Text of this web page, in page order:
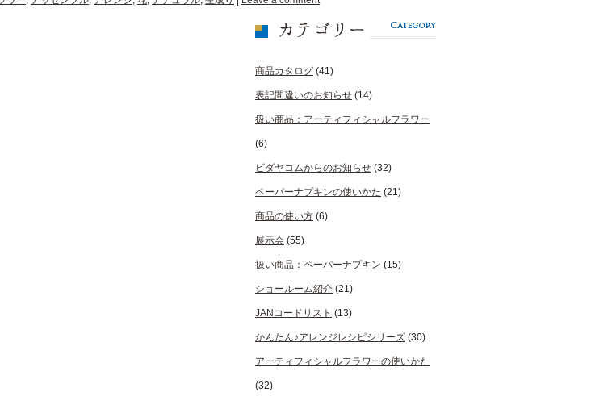
商品カタログ (41)
表記間違いのお知らせ (14)
扱い商品：アーティフィシャルフラワー
(6)
ビダヤコムからのお知らせ (32)
ペーパーナプキンの使いかた (21)
商品の使い方 (6)
展示会 (55)
扱い商品：ペーパーナプキン (15)
ショールーム紹介 (21)
JANコードリスト (13)
かんたん♪アレンジレシピシリーズ (30)
アーティフィシャルフラワーの使いかた
(32)